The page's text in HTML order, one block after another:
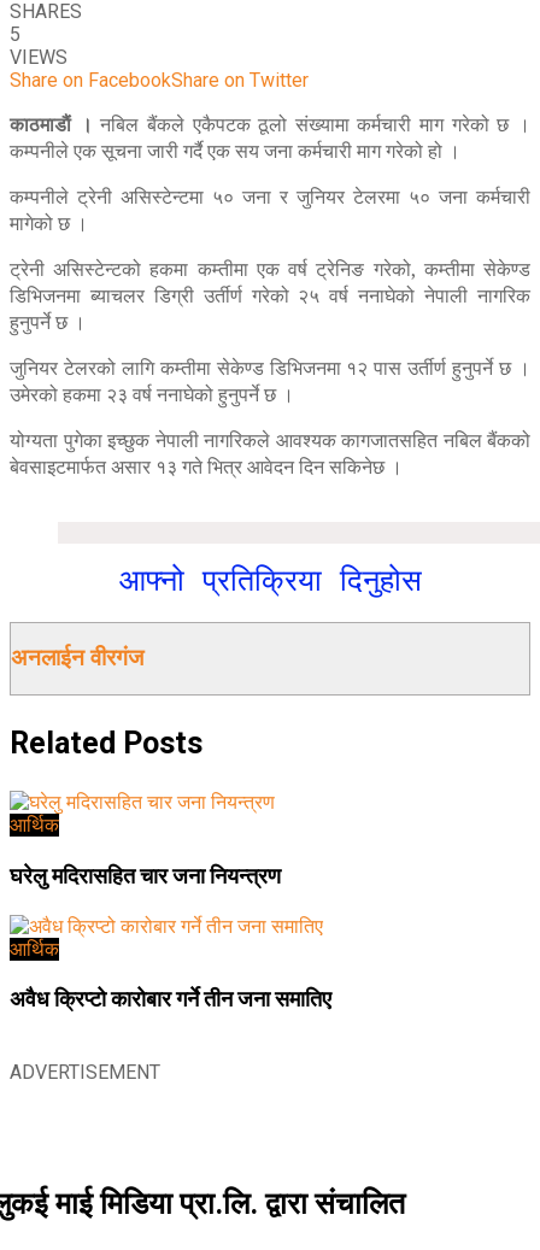
SHARES
5
VIEWS
Share on FacebookShare on Twitter
काठमाडाैं । नबिल बैंकले एकैपटक ठूलो संख्यामा कर्मचारी माग गरेको छ ।
कम्पनीले एक सूचना जारी गर्दै एक सय जना कर्मचारी माग गरेको हो ।
कम्पनीले ट्रेनी असिस्टेन्टमा ५० जना र जुनियर टेलरमा ५० जना कर्मचारी
मागेको छ ।
ट्रेनी असिस्टेन्टको हकमा कम्तीमा एक वर्ष ट्रेनिङ गरेको, कम्तीमा सेकेण्ड
डिभिजनमा ब्याचलर डिग्री उर्तीर्ण गरेको २५ वर्ष ननाघेको नेपाली नागरिक
हुनुपर्ने छ ।
जुनियर टेलरको लागि कम्तीमा सेकेण्ड डिभिजनमा १२ पास उर्तीर्ण हुनुपर्ने छ ।
उमेरको हकमा २३ वर्ष ननाघेको हुनुपर्ने छ ।
योग्यता पुगेका इच्छुक नेपाली नागरिकले आवश्यक कागजातसहित नबिल बैंकको
बेवसाइटमार्फत असार १३ गते भित्र आवेदन दिन सकिनेछ ।
आफ्नो प्रतिक्रिया दिनुहोस
अनलाईन वीरगंज
Related Posts
आर्थिक
घरेलु मदिरासहित चार जना नियन्त्रण
आर्थिक
अवैध क्रिप्टो कारोबार गर्ने तीन जना समातिए
ADVERTISEMENT
माई मिडिया प्रा.लि. द्वारा संचालित